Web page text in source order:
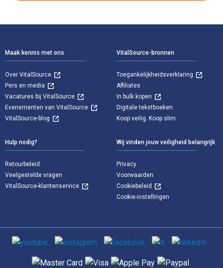
Maak kennis met ons
Over VitalSource
Pers en media
Vacatures bij VitalSource
Evenementen van VitalSource
VitalSource-blog
VitalSource-bronnen
Toegankelijkheidsverklaring
Affiliates
In bulk kopen
Digitale tekstboeken
Koop veilig. Koop slim
Hulp nodig?
Retourbeleid
Veelgestelde vragen
VitalSource-klantenservice
Wij vinden jouw veiligheid belangrijk
Privacy
Voorwaarden
Cookiebeleid
Cookie-instellingen
Sociale media
Ondersteunde betaalmethoden